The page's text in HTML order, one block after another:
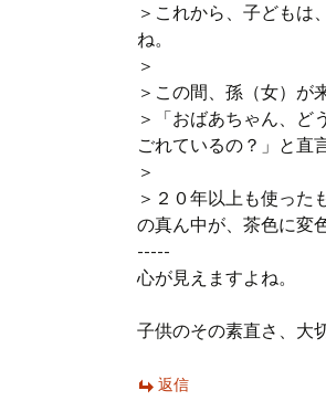
＞これから、子どもは
ね。
＞
＞この間、孫（女）が
＞「おばあちゃん、ど
ごれているの？」と直
＞
＞２０年以上も使った
の真ん中が、茶色に変
-----
心が見えますよね。
子供のその素直さ、大
返信